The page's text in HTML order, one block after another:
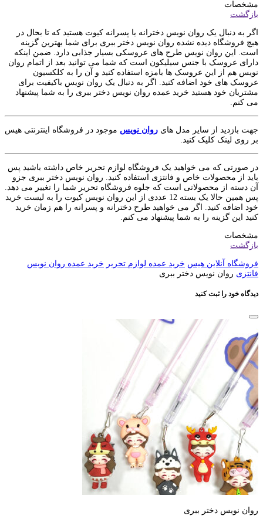
مشخصات
بازگشت
اگر به دنبال یک روان نویس دخترانه یا پسرانه کیوت هستید که تا بحال در
هیچ فروشگاه دیده نشده روان نویس دختر ببری برای شما بهترین گزینه
است. این روان نویس طرح های عروسکی بسیار جذابی دارد. ضمن اینکه
دارای عروسک با جنس سیلیکون است که شما می توانید بعد از اتمام روان
نویس هم از این عروسک ها بامزه استفاده کنید و آن را به کلکسیون
عروسک های خود اضافه کنید. اگر به دنبال یک روان نویس باکیفیت برای
مشتریان خود هستید خرید عمده روان نویس دختر ببری را به شما پیشنهاد
می کنم.
جهت بازدید از سایر مدل های روان نویس موجود در فروشگاه اینترنتی هیس
بر روی لینک کلیک کنید.
در صورتی که می خواهید یک فروشگاه لوازم تحریر خاص داشته باشید پس
باید از محصولات خاص و فانتزی استفاده کنید. روان نویس دختر ببری جزو
آن دسته از محصولاتی است که جلوه فروشگاه تحریر شما را تغییر می دهد.
پس همین حالا یک بسته 12 عددی از این روان نویس کیوت را به لیست خرید
خود اضافه کنید. اگر می خواهید طرح دخترانه و پسرانه را هم زمان خرید
کنید این گزینه را به شما پیشنهاد می کنم.
مشخصات
بازگشت
فروشگاه آنلاین هیس خرید عمده لوازم تحریر خرید عمده روان نویس
فانتزی روان نویس دختر ببری
دیدگاه خود را ثبت کنید
روان نویس دختر ببری